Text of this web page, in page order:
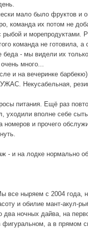
мало было фруктов и
команда их потом не
рыбой и морепродуктами.
команда не готовила, а
беда - мы видели их
много...
и на вечеринке
УЖАС. Некусабельная,
питания. Ещё раз
уходили вполне себе
номеров и прочего
- и на лодке нормально
все ныряем с 2004 года,
и обилие мант-акул-
два ночных дайва, на
фигуральном, а в прямом